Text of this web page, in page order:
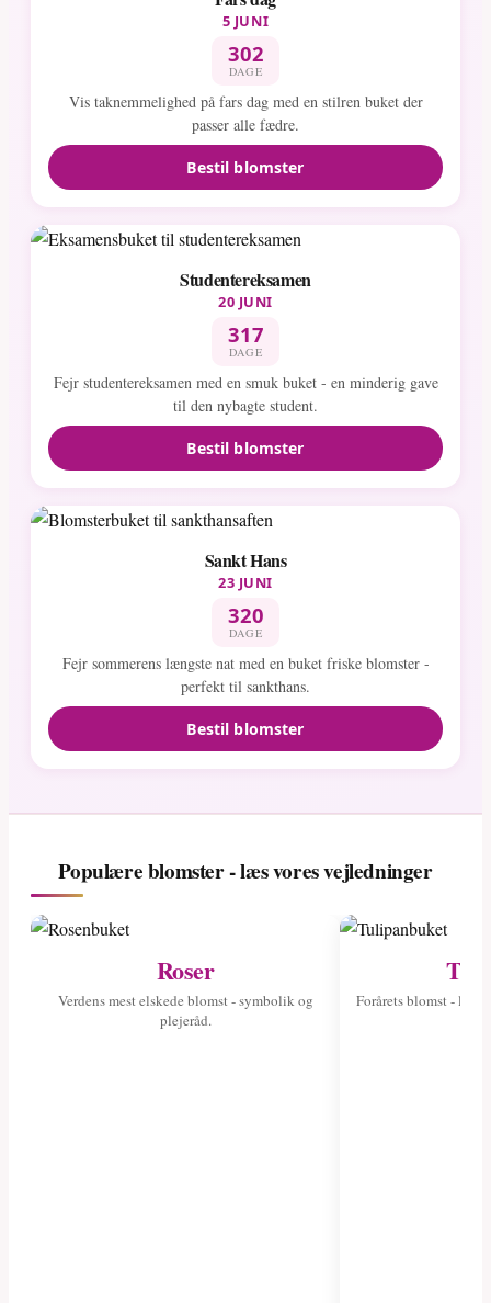
5 JUNI
302
DAGE
Vis taknemmelighed på fars dag med en stilren buket der
passer alle fædre.
Bestil blomster
Studentereksamen
20 JUNI
317
DAGE
Fejr studentereksamen med en smuk buket - en minderig gave
til den nybagte student.
Bestil blomster
Sankt Hans
23 JUNI
320
DAGE
Fejr sommerens længste nat med en buket friske blomster -
perfekt til sankthans.
Bestil blomster
Populære blomster - læs vores vejledninger
Roser
Verdens mest elskede blomst - symbolik og
plejeråd.
Forårets blomst - læs